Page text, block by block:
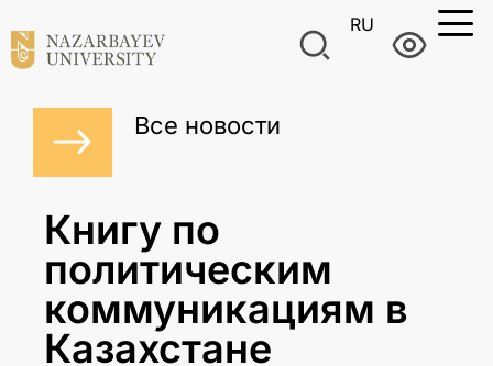
RU
Все новости
Книгу по
политическим
коммуникациям в
Казахстане